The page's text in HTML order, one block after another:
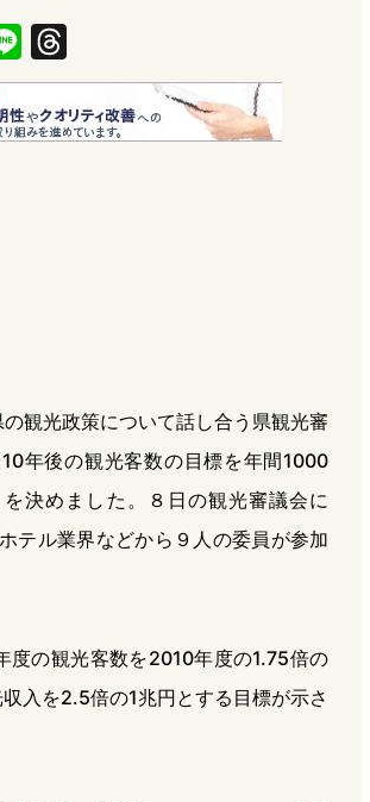
i
n
e
h
r
e
観光政策について話し合う県観光審
年後の観光客数の目標を年間1000
決めました。８日の観光審議会に
テル業界などから９人の委員が参加
度の観光客数を2010年度の1.75倍の
入を2.5倍の1兆円とする目標が示さ